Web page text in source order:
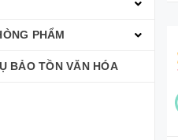
PHẨM
BẢO TỒN VĂN HÓA